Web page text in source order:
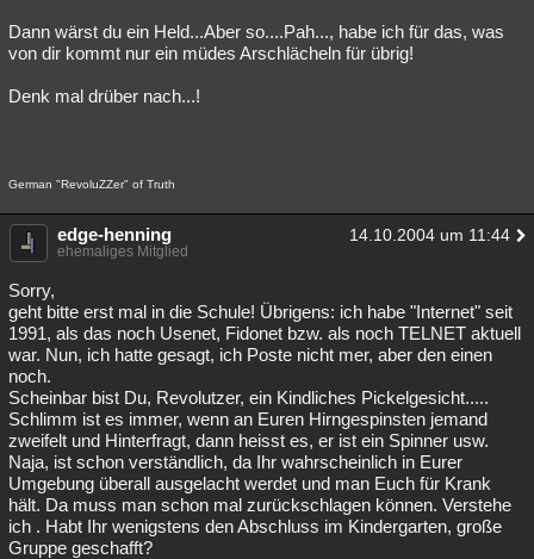
Dann wärst du ein Held...Aber so....Pah..., habe ich für das, was
von dir kommt nur ein müdes Arschlächeln für übrig!
Denk mal drüber nach...!
German "RevoluZZer" of Truth
edge-henning 14.10.2004 um 11:44
ehemaliges Mitglied
Sorry,
geht bitte erst mal in die Schule! Übrigens: ich habe "Internet" seit
1991, als das noch Usenet, Fidonet bzw. als noch TELNET aktuell
war. Nun, ich hatte gesagt, ich Poste nicht mer, aber den einen
noch.
Scheinbar bist Du, Revolutzer, ein Kindliches Pickelgesicht.....
Schlimm ist es immer, wenn an Euren Hirngespinsten jemand
zweifelt und Hinterfragt, dann heisst es, er ist ein Spinner usw.
Naja, ist schon verständlich, da Ihr wahrscheinlich in Eurer
Umgebung überall ausgelacht werdet und man Euch für Krank
hält. Da muss man schon mal zurückschlagen können. Verstehe
ich . Habt Ihr wenigstens den Abschluss im Kindergarten, große
Gruppe geschafft?